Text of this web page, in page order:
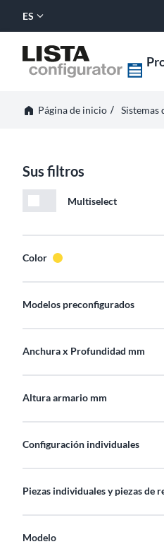
SELECCIONAR
ES expand_more
home Página de iniciohorizontal_ruleSistemas
Sus filtros
Multiselect
Color
Modelos preconfigurados
Anchura x Profundidad mm
Altura armario mm
Configuración individuales
Piezas individuales y piezas de
Modelo